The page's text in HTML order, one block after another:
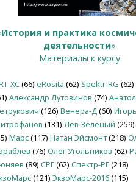
История и практика
деятельности»
Материалы к курсу
XC(66) eRosita (62) Spektr-RG (62)
Александр Лутовинов (74)
(126) Венера-Д(60) Игорь
(131) Лев Зеленый (259)
Марс(117) Натан Эйсмонт(218)
(76) Олег Угольников (62)
(89) СРГ(62) Спектр-РГ(218)
(121) ЭкзоМарс-2016(115)